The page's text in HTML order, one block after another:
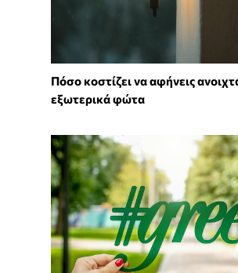
Πόσο κοστίζει να αφήνεις
εξωτερικά φώτα